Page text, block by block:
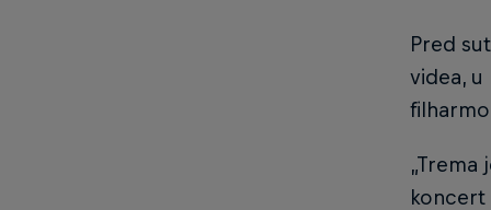
Pred
videa,
koncert